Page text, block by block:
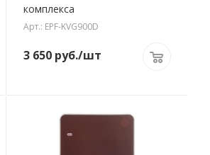
комплекса
Арт.: EPF-KVG900D
3 650 руб./шт